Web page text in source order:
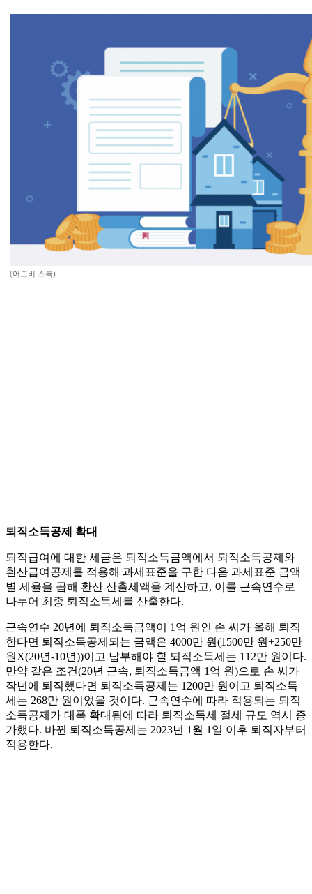
(어도비 스톡)
퇴직소득공제 확대
퇴직급여에 대한 세금은 퇴직소득금액에서 퇴직소득공제와
환산급여공제를 적용해 과세표준을 구한 다음 과세표준 금액
별 세율을 곱해 환산 산출세액을 계산하고, 이를 근속연수로
나누어 최종 퇴직소득세를 산출한다.
근속연수 20년에 퇴직소득금액이 1억 원인 손 씨가 올해 퇴직
한다면 퇴직소득공제되는 금액은 4000만 원(1500만 원+250만
원X(20년-10년))이고 납부해야 할 퇴직소득세는 112만 원이다.
만약 같은 조건(20년 근속, 퇴직소득금액 1억 원)으로 손 씨가
작년에 퇴직했다면 퇴직소득공제는 1200만 원이고 퇴직소득
세는 268만 원이었을 것이다. 근속연수에 따라 적용되는 퇴직
소득공제가 대폭 확대됨에 따라 퇴직소득세 절세 규모 역시 증
가했다. 바뀐 퇴직소득공제는 2023년 1월 1일 이후 퇴직자부터
적용한다.